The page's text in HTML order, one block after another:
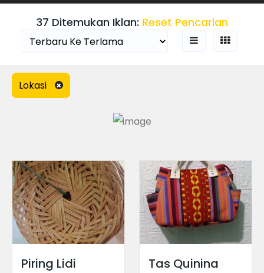
37 Ditemukan Iklan: Reset Pencarian
Ad Locations
Ad Price
Lokasi
Piring Lidi Tas Quinina